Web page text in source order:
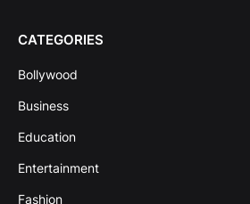
CATEGORIES
Bollywood
Business
Education
Entertainment
Fashion